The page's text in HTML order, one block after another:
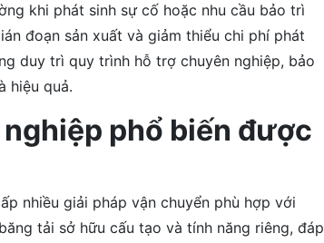
khi phát sinh sự cố hoặc nhu cầu bảo trì
đoạn sản xuất và giảm thiểu chi phí phát
duy trì quy trình hỗ trợ chuyên nghiệp, bảo
hiệu quả.
phổ biến được
nhiều giải pháp vận chuyển phù hợp với
tải sở hữu cấu tạo và tính năng riêng, đáp